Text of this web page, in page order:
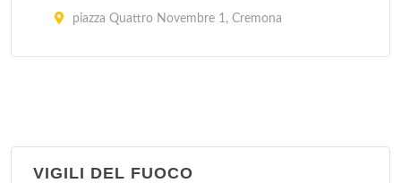
piazza Quattro Novembre 1, Cremona
via Brescia 92, Cremona
VIGILI DEL FUOCO